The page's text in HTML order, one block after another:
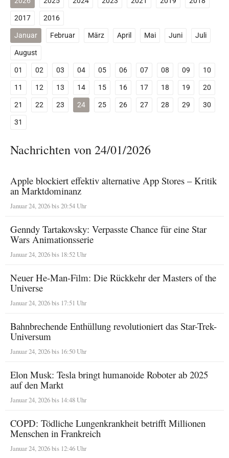
2017
2016
Januar
Februar März April Mai Juni
Juli
August
01
02 03 04 05 06 07 08 09
10
11
12 13 14 15 16 17 18 19
20
21
22 23 24 25 26 27 28 29
30
31
Nachrichten von 24/01/2026
Apple blockiert effektiv alternative App Stores – Kritik
an Marktdominanz
Januar 24, 2026 bis 20:54 Uhr
Genndy Tartakovsky: Verpasste Chance für eine Star
Wars Animationsserie
Januar 24, 2026 bis 18:52 Uhr
Neuer He-Man-Film: Die Rückkehr der Masters of the
Universe
Januar 24, 2026 bis 17:51 Uhr
Bahnbrechende Enthüllung revolutioniert das Star-Trek-
Universum
Januar 24, 2026 bis 16:50 Uhr
Elon Musk: Tesla bringt humanoide Roboter ab 2025
auf den Markt
Januar 24, 2026 bis 14:48 Uhr
COPD: Tödliche Lungenkrankheit betrifft Millionen
Menschen in Frankreich
Januar 24, 2026 bis 12:46 Uhr